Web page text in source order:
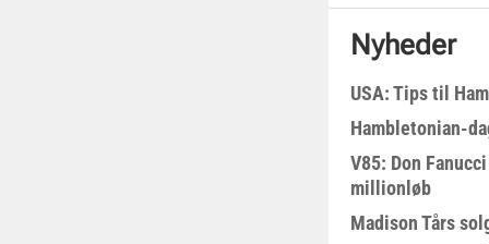
Nyheder
USA: Tips til
Hambletonian-
V85: Don
millionløb
Madison Tårs